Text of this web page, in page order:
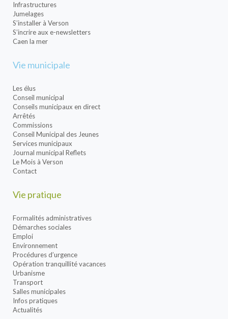
Infrastructures
Jumelages
S’installer à Verson
S’incrire aux e-newsletters
Caen la mer
Vie municipale
Les élus
Conseil municipal
Conseils municipaux en direct
Arrêtés
Commissions
Conseil Municipal des Jeunes
Services municipaux
Journal municipal Reflets
Le Mois à Verson
Contact
Vie pratique
Formalités administratives
Démarches sociales
Emploi
Environnement
Procédures d’urgence
Opération tranquillité vacances
Urbanisme
Transport
Salles municipales
Infos pratiques
Actualités